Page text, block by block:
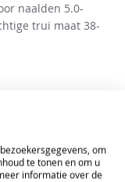
naalden 5.0-
trui maat 38-
om
te tonen en om u
informatie over de